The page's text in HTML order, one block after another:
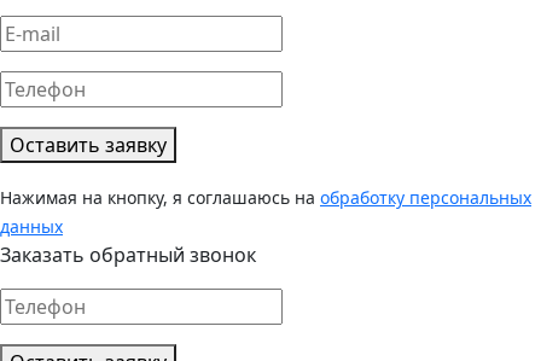
Оставить заявку
Нажимая на кнопку, я соглашаюсь на обработку персональных
данных
Заказать обратный звонок